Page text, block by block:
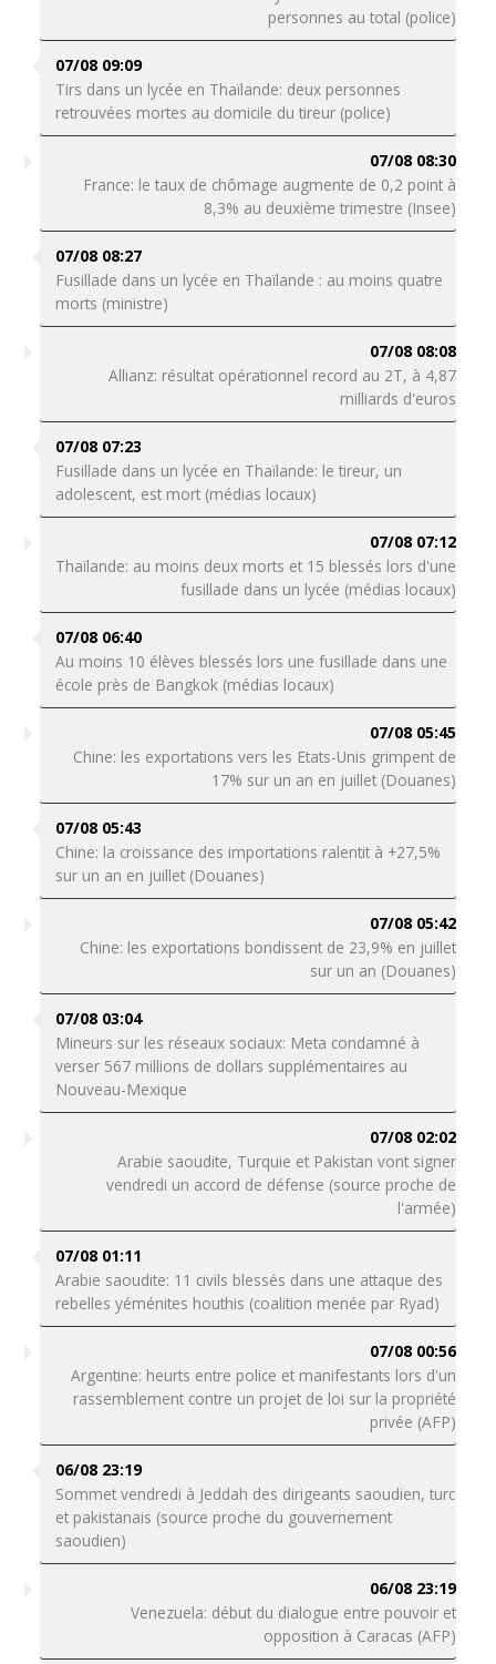
personnes au total (police)
07/08 09:09
Tirs dans un lycée en Thaïlande: deux personnes
retrouvées mortes au domicile du tireur (police)
07/08 08:30
France: le taux de chômage augmente de 0,2 point à
8,3% au deuxième trimestre (Insee)
07/08 08:27
Fusillade dans un lycée en Thaïlande : au moins quatre
morts (ministre)
07/08 08:08
Allianz: résultat opérationnel record au 2T, à 4,87
milliards d'euros
07/08 07:23
Fusillade dans un lycée en Thaïlande: le tireur, un
adolescent, est mort (médias locaux)
07/08 07:12
Thaïlande: au moins deux morts et 15 blessés lors d'une
fusillade dans un lycée (médias locaux)
07/08 06:40
Au moins 10 élèves blessés lors une fusillade dans une
école près de Bangkok (médias locaux)
07/08 05:45
Chine: les exportations vers les Etats-Unis grimpent de
17% sur un an en juillet (Douanes)
07/08 05:43
Chine: la croissance des importations ralentit à +27,5%
sur un an en juillet (Douanes)
07/08 05:42
Chine: les exportations bondissent de 23,9% en juillet
sur un an (Douanes)
07/08 03:04
Mineurs sur les réseaux sociaux: Meta condamné à
verser 567 millions de dollars supplémentaires au
Nouveau-Mexique
07/08 02:02
Arabie saoudite, Turquie et Pakistan vont signer
vendredi un accord de défense (source proche de
l'armée)
07/08 01:11
Arabie saoudite: 11 civils blessés dans une attaque des
rebelles yéménites houthis (coalition menée par Ryad)
07/08 00:56
Argentine: heurts entre police et manifestants lors d'un
rassemblement contre un projet de loi sur la propriété
privée (AFP)
06/08 23:19
Sommet vendredi à Jeddah des dirigeants saoudien, turc
et pakistanais (source proche du gouvernement
saoudien)
06/08 23:19
Venezuela: début du dialogue entre pouvoir et
opposition à Caracas (AFP)